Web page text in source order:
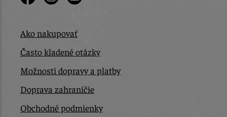
Ako nakupovať
Často kladené otázky
Možnosti dopravy a platby
Doprava zahraničie
Obchodné podmienky